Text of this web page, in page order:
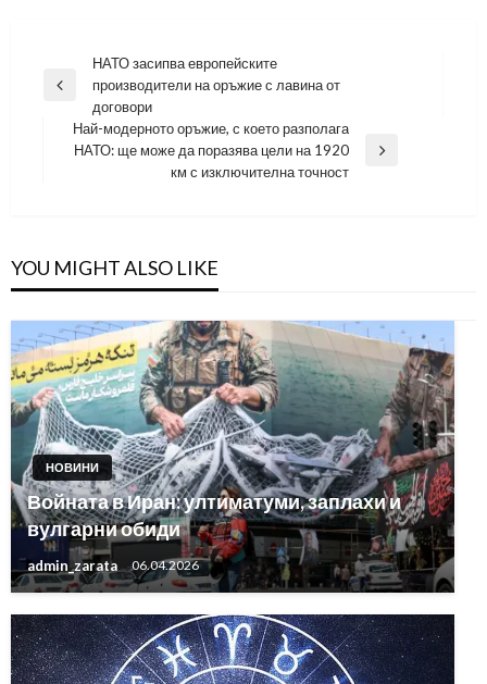
Навигация
Previous
НАТО засипва европейските
производители на оръжие с лавина от
договори
Next
Най-модерното оръжие, с което разполага
НАТО: ще може да поразява цели на 1920
км с изключителна точност
YOU MIGHT ALSO LIKE
НОВИНИ
Войната в Иран: ултиматуми, заплахи и
вулгарни обиди
admin_zarata 06.04.2026